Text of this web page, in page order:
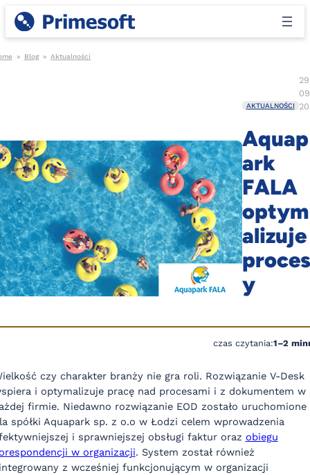
» Blog » Aktualności
AKTUALNOŚCI
Aquap
ark
FALA
optym
alizuje
proces
y
czas czytania:1–2
czy charakter branży nie gra roli. Rozwiązanie V-Desk
i optymalizuje pracę nad procesami i z dokumentem w
firmie. Niedawno rozwiązanie EOD zostało uruchomione
spółki Aquapark sp. z o.o w Łodzi celem wprowadzenia
i sprawniejszej obsługi faktur oraz obiegu
w organizacji. System został również
z wcześniej funkcjonującym w organizacji